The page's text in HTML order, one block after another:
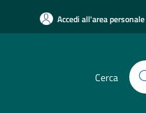
Accedi all'area personale
Cerca